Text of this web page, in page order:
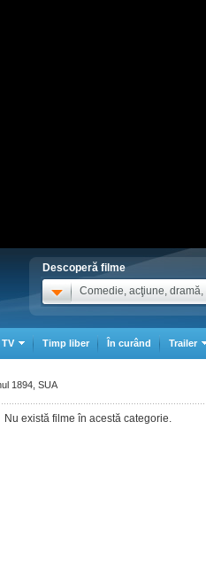
Descoperă filme
Comedie, acţiune, dramă,
TV Timp liber În curând Trailer
Nu există filme în acestă categorie.
1894, SUA